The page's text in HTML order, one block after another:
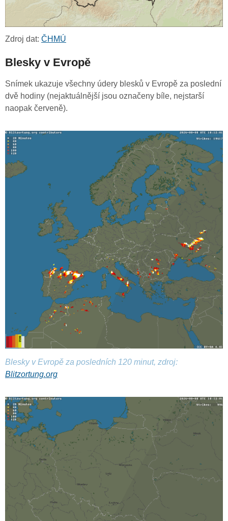
Zdroj dat: ČHMÚ
Blesky v Evropě
Snímek ukazuje všechny údery blesků v Evropě za poslední
dvě hodiny (nejaktuálnější jsou označeny bíle, nejstarší
naopak červeně).
Blesky v Evropě za posledních 120 minut, zdroj:
Blitzortung.org